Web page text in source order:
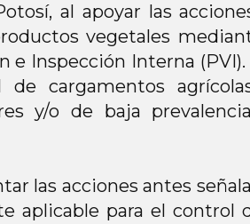
al apoyar las
vegetales
e Inspección Interna (PVI).
cargamentos
y/o de baja
las acciones antes
aplicable para el control